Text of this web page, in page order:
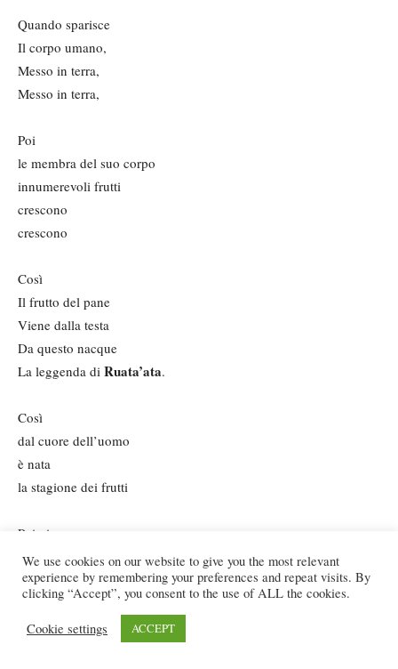
Quando sparisce
Il corpo umano,
Messo in terra,
Messo in terra,
Poi
le membra del suo corpo
innumerevoli frutti
crescono
crescono
Così
Il frutto del pane
Viene dalla testa
Da questo nacque
La leggenda di Ruata’ata.
Così
dal cuore dell’uomo
è nata
la stagione dei frutti
Poi viene
dalla mia colonna vertebrale
Il Pandanus
la radice di Ava (Cordyline)
La canna da zucchero
We use cookies on our website to give you the most relevant
experience by remembering your preferences and repeat visits. By
clicking “Accept”, you consent to the use of ALL the cookies.
Cookie settings ACCEPT